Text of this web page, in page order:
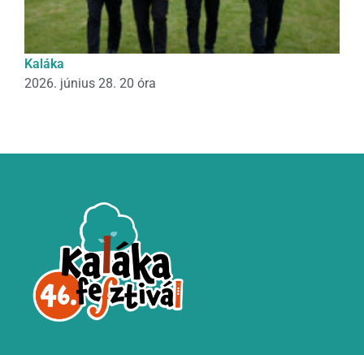
Kaláka
2026. június 28. 20 óra